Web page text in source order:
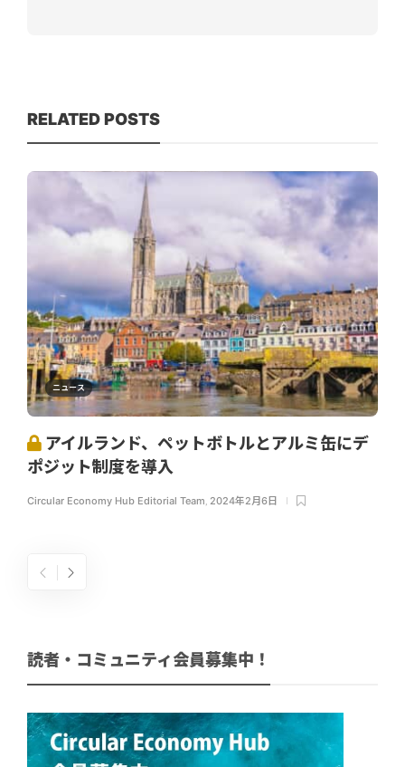
RELATED POSTS
ニュース
アイルランド、ペットボトルとアルミ缶にデ
ポジット制度を導入
Circular Economy Hub Editorial Team, 2024年2月6日
読者・コミュニティ会員募集中！